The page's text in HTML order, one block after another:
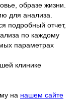
образе жизни.
для анализа.
подробный отчет,
по каждому
параметрах
клинике
на нашем сайте